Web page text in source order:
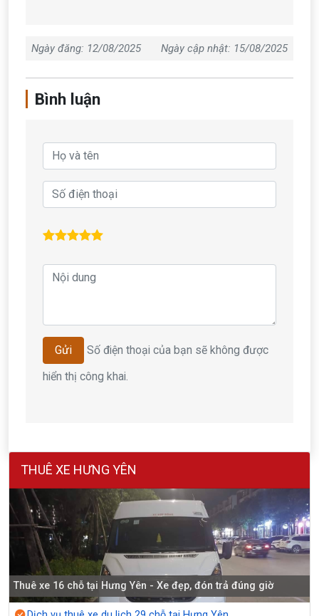
Ngày đăng: 12/08/2025 Ngày cập nhật: 15/08/2025
Bình luận
Gửi
Số điện thoại của bạn sẽ không được
hiển thị công khai.
THUÊ XE HƯNG YÊN
Thuê xe 16 chỗ tại Hưng Yên - Xe đẹp, đón trả đúng giờ